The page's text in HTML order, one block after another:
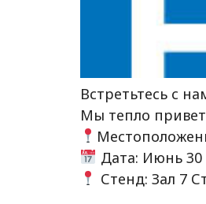
Встретьтесь с
Мы тепло
Дата: Июнь 30
Стенд: Зал 7